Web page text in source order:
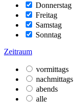
Donnerstag
Freitag
Samstag
Sonntag
Zeitraum
vormittags
nachmittags
abends
alle